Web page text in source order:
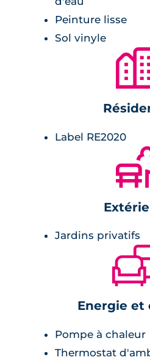
Peinture lisse
Sol vinyle
🏙
Label RE2020
Jardins privatifs
Energie et
Pompe à chaleur
Thermostat